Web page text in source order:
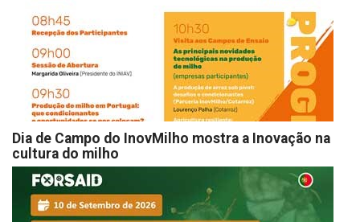
Dia de Campo do InovMilho mostra a Inovação na
cultura do milho